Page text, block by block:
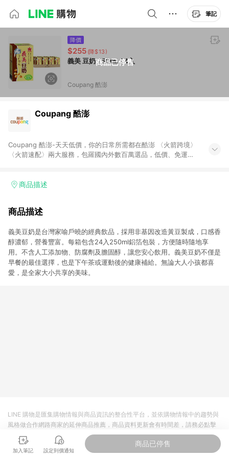
筆記
商品已停售
降價
$255 (降$13)
義美 豆奶 250ml 24入
Coupang 酷澎
Coupang 酷澎
Coupang 酷澎-天天低價，你的日常所需都在酷澎 〈火箭跨境〉
〈火箭速配〉兩大服務，包羅國內外數百萬選品，低價、免運，
加入WOW會員告別湊免運，火箭速配、火箭跨境優質選品不限金
商品描述
商品描述
義美豆奶是台灣家喻戶曉的經典飲品，採用非基因改造黃豆製成，口感香
醇濃郁，營養豐富。每箱包含24入250ml鋁箔包裝，方便隨時隨地享
用。不含人工添加物、防腐劑及膽固醇，讓您安心飲用。義美豆奶不僅是
早餐的最佳選擇，也是下午茶或運動後的健康補給。無論大人小孩都喜
愛，是全家大小共享的美味。
加入筆記 設定到價通知
商品已停售
LINE 購物是匯集購物情報與商品資訊的整合性平台，並依購物情報中的趨勢與
風格做合作網路商家的延伸商品推薦，商品資料更新會有時間差，請務必點擊
商品至各合作網路商家，確認現售價與購物條件，一切資訊以合作廠商網頁為
準。